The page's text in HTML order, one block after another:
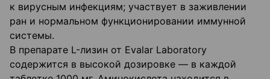
к вирусным инфекциям; участвует в заживлении
ран и нормальном функционировании иммунной
системы.
В препарате L-лизин от Evalar Laboratory
содержится в высокой дозировке — в каждой